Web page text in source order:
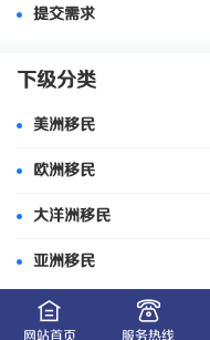
网站首页 服务热线
提交需求
下级分类
美洲移民
欧洲移民
大洋洲移民
亚洲移民